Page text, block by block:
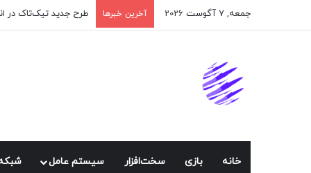
جمعه, 7 آگوست 2026 آخرین خبرها طرح جدید تیک‌تاک در
خانه بازی سخت‌افزار سيستم عامل